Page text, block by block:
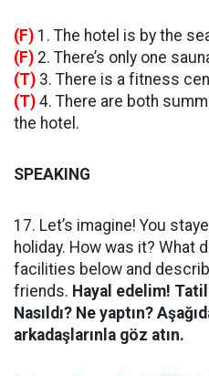
(F) 1. The hotel is by the
(F) 2. There’s only one
(T) 3. There is a fitness
(T) 4. There are both
the hotel.
SPEAKING
17. Let’s imagine! You
holiday. How was it? What
facilities below and
friends. Hayal edelim!
Nasıldı? Ne yaptın?
arkadaşlarınla göz atın.